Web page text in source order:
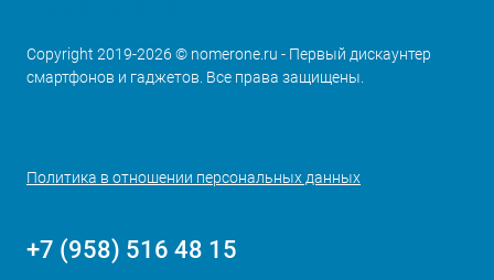
Copyright 2019-2026 © nomerone.ru - Первый дискаунтер
смартфонов и гаджетов. Все права защищены.
Политика в отношении персональных данных
+7 (958) 516 48 15